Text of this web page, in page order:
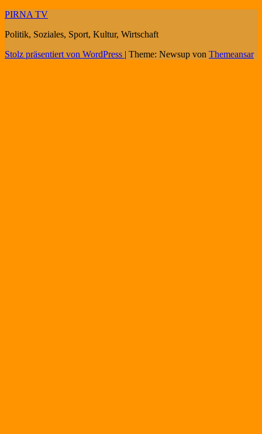
PIRNA TV
Politik, Soziales, Sport, Kultur, Wirtschaft
Stolz präsentiert von WordPress | Theme: Newsup von Themeansar